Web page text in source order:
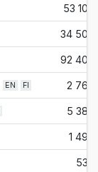
53 100
34 500
92 400
EN FI 2 760
5 380
1 490
535